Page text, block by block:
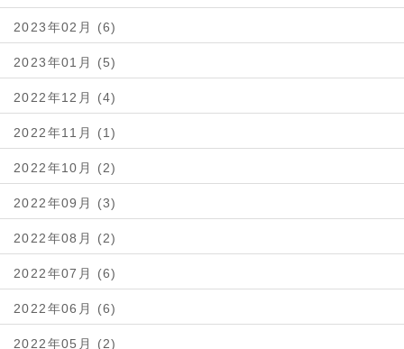
2023年02月 (6)
2023年01月 (5)
2022年12月 (4)
2022年11月 (1)
2022年10月 (2)
2022年09月 (3)
2022年08月 (2)
2022年07月 (6)
2022年06月 (6)
2022年05月 (2)